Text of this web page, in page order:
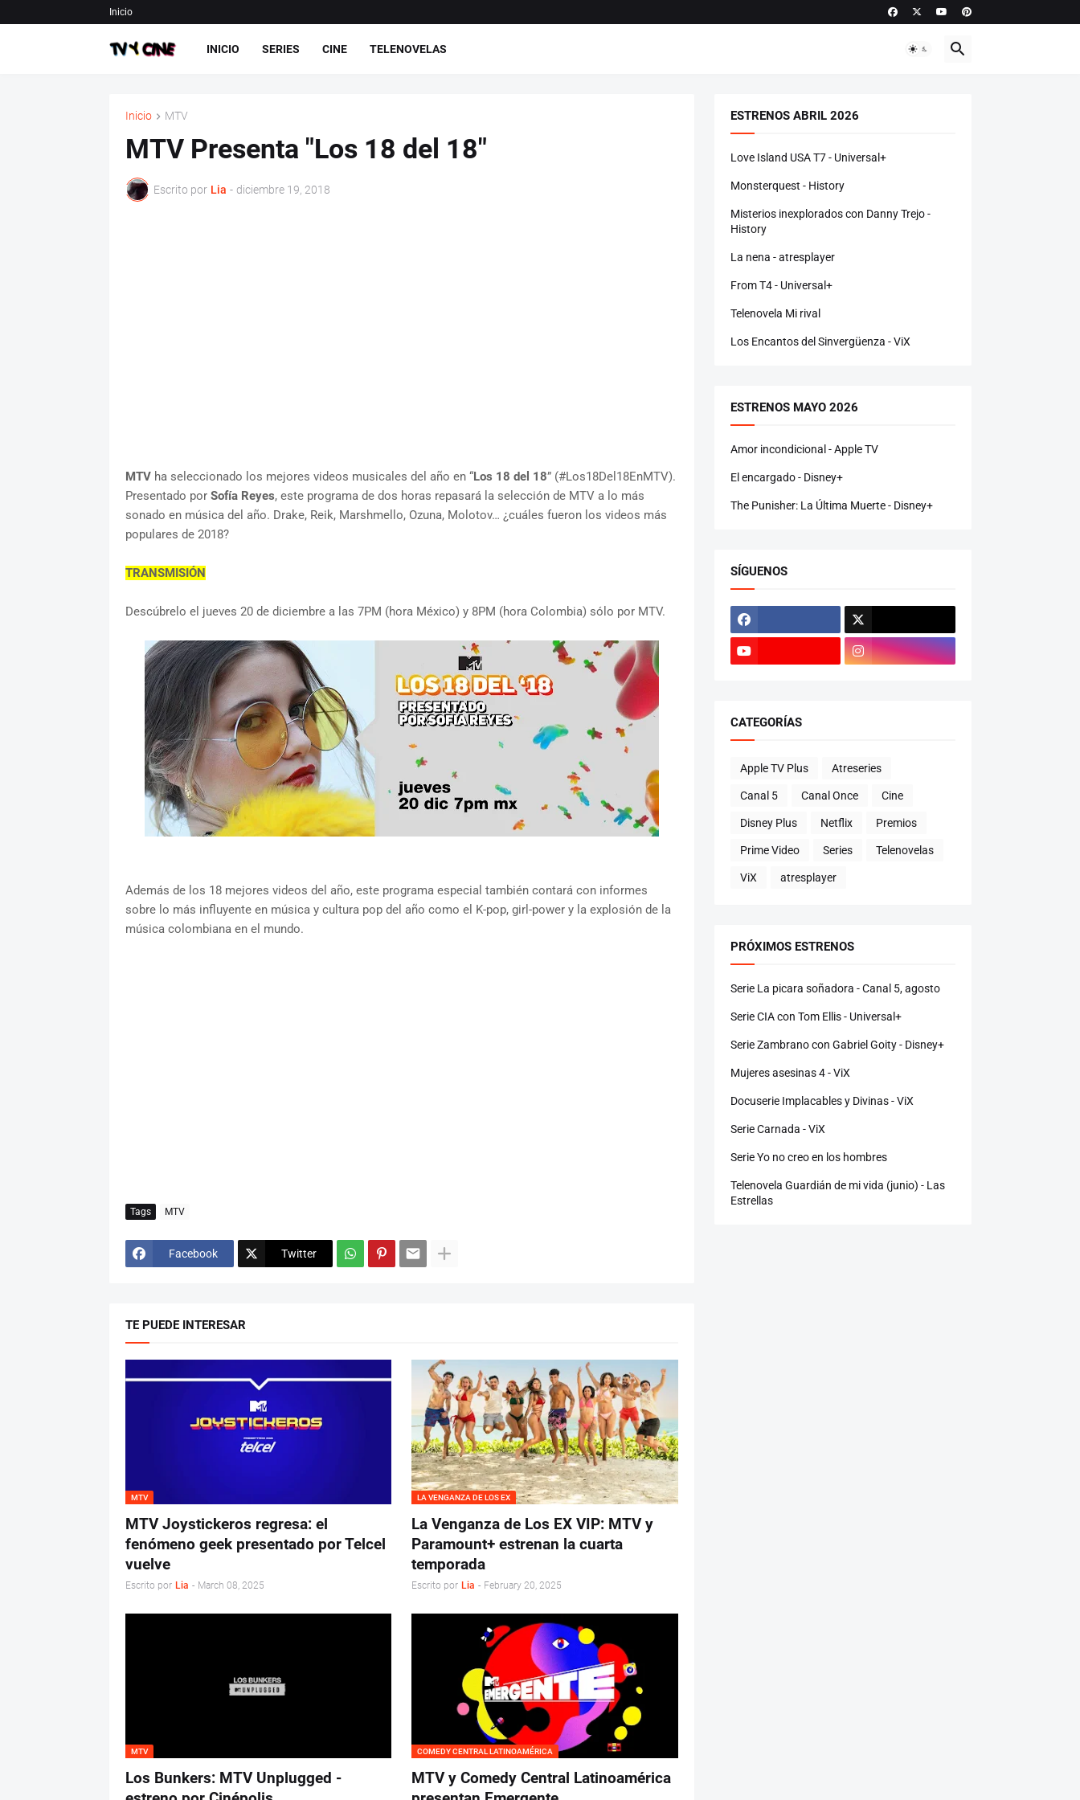
Inicio
INICIO SERIES CINE TELENOVELAS
Inicio MTV
MTV Presenta "Los 18 del 18"
Escrito por Lia - diciembre 19, 2018
MTVha seleccionado los mejores videos musicales del año en “Los 18 del 18” (#Los18Del18EnMTV).
Presentado por Sofía Reyes, este programa de dos horas repasará la selección de MTV a lo más
sonado en música del año. Drake, Reik, Marshmello, Ozuna, Molotov… ¿cuáles fueron los videos más
populares de 2018?
TRANSMISIÓN
Descúbrelo el jueves 20 de diciembre a las 7PM (hora México) y 8PM (hora Colombia) sólo por MTV.
Además de los 18 mejores videos del año, este programa especial también contará con informes
sobre lo más influyente en música y cultura pop del año como el K-pop, girl-power y la explosión de la
música colombiana en el mundo.
Tags MTV
Facebook Twitter
TE PUEDE INTERESAR
MTV
MTV Joystickeros regresa: el
fenómeno geek presentado por Telcel
vuelve
Escrito por Lia - March 08, 2025
LA VENGANZA DE LOS EX
La Venganza de Los EX VIP: MTV y
Paramount+ estrenan la cuarta
temporada
Escrito por Lia - February 20, 2025
MTV
Los Bunkers: MTV Unplugged -
COMEDY CENTRAL LATINOAMÉRICA
MTV y Comedy Central Latinoamérica
ESTRENOS ABRIL 2026
Love Island USA T7 - Universal+
Monsterquest - History
Misterios inexplorados con Danny Trejo -
History
La nena - atresplayer
From T4 - Universal+
Telenovela Mi rival
Los Encantos del Sinvergüenza - ViX
ESTRENOS MAYO 2026
Amor incondicional - Apple TV
El encargado - Disney+
The Punisher: La Última Muerte - Disney+
SÍGUENOS
CATEGORÍAS
Apple TV Plus Atreseries
Canal 5 Canal Once Cine
Disney Plus Netflix Premios
Prime Video Series Telenovelas
ViX atresplayer
PRÓXIMOS ESTRENOS
Serie La picara soñadora - Canal 5, agosto
Serie CIA con Tom Ellis - Universal+
Serie Zambrano con Gabriel Goity - Disney+
Mujeres asesinas 4 - ViX
Docuserie Implacables y Divinas - ViX
Serie Carnada - ViX
Serie Yo no creo en los hombres
Telenovela Guardián de mi vida (junio) - Las
Estrellas